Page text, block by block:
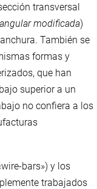
transversal
modificada)
También se
formas y
que han
superior a un
no confiera a los
bars») y los
trabajados